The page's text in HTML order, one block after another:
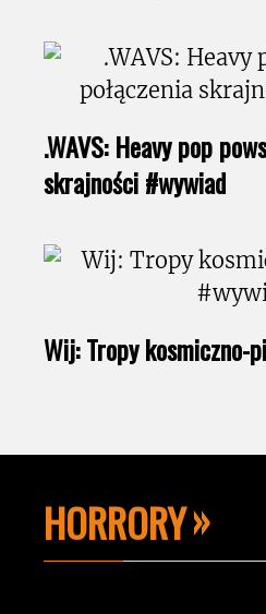
.WAVS: Heavy pop
skrajności #wywiad
Wij: Tropy kosmiczno-
HORRORY